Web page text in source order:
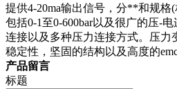
提供4-20ma输出信号，分**和规格(
包括0-1至0-600bar以及很广的压-电
连接以及多种压力连接方式。
稳定性，坚固的结构以及高度的emc/
产品留言
标题